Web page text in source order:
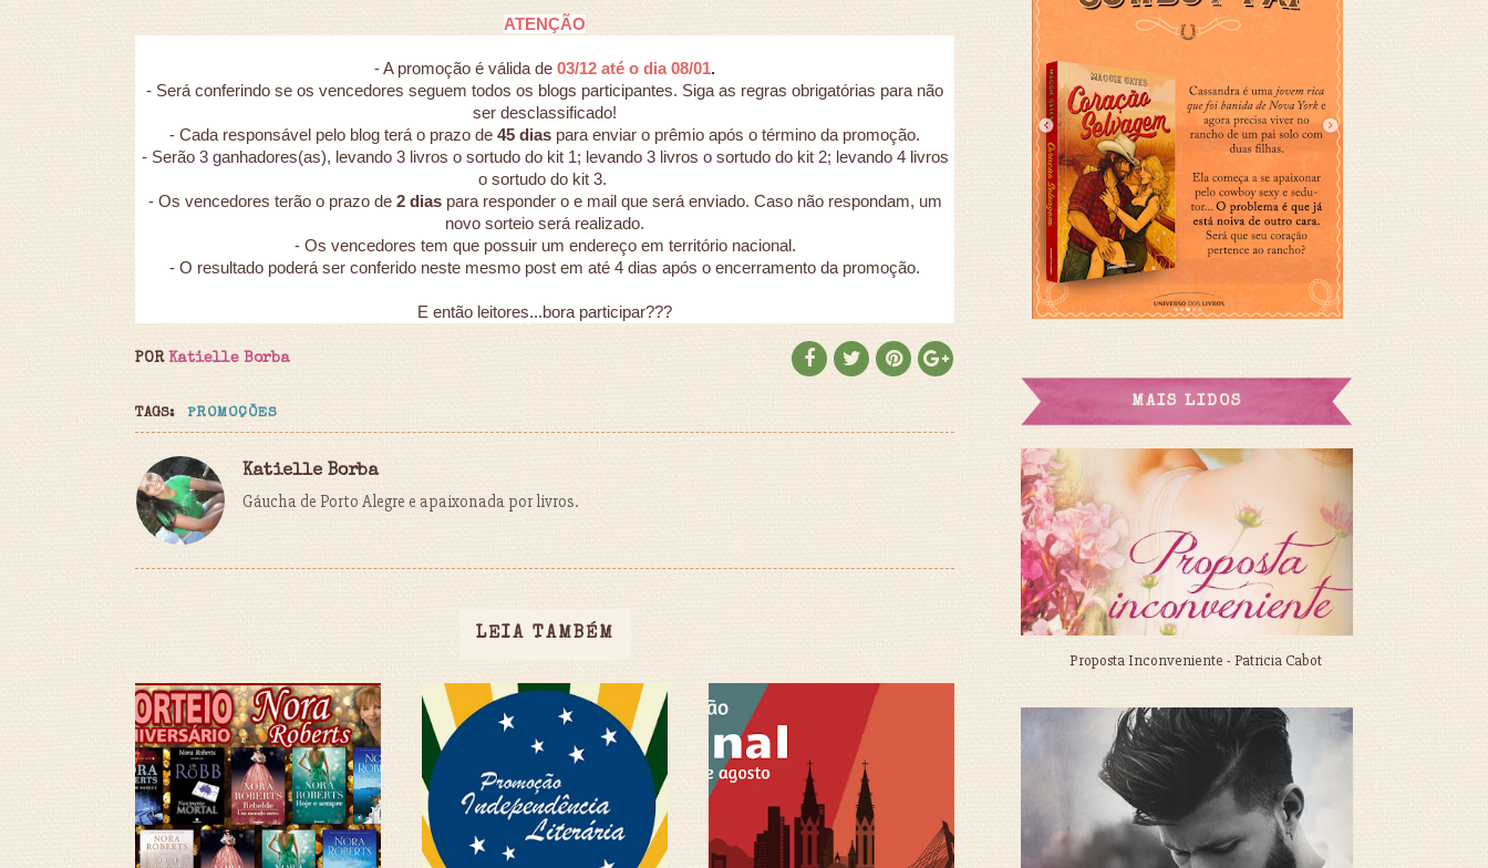
ATENÇÃO
- A promoção é válida de 03/12 até o dia 08/01.
- Será conferindo se os vencedores seguem todos os blogs participantes. Siga as regras obrigatórias para não
ser desclassificado!
- Cada responsável pelo blog terá o prazo de 45 dias para enviar o prêmio após o término da promoção.
- Serão 3 ganhadores(as), levando 3 livros o sortudo do kit 1; levando 3 livros o sortudo do kit 2; levando 4 livros
o sortudo do kit 3.
- Os vencedores terão o prazo de 2 diaspara responder o e mail que será enviado. Caso não respondam, um
novo sorteio será realizado.
- Os vencedores tem que possuir um endereço em território nacional.
- O resultado poderá ser conferido neste mesmo post em até 4 dias após o encerramento da promoção.
E então leitores...bora participar???
PORKatielle Borba
TAGS: PROMOÇÕES
Katielle Borba
Gáucha de Porto Alegre e apaixonada por livros.
LEIA TAMBÉM
MAIS LIDOS
Proposta Inconveniente - Patricia Cabot